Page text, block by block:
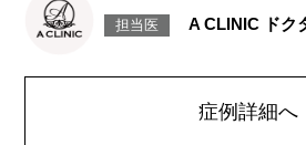
施術時間：約15分程
リスク、副作用：腫れ、赤み、内出血、痛み
週間ほどお控えください。
オプション：表面麻酔 3,300円(税込) 笑気麻酔
担当医 A CLINIC ドク
症例詳細へ